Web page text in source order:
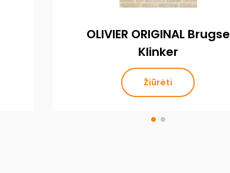
OLIVIER ORIGINAL Brugse
Klinker
Žiūrėti